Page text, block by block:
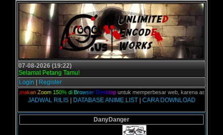
07-08-2026 (19:22)
Selamat Petang Tamu!
Login
Register
akan Zoom 15 0% di Br owser Desktopuntuk memperbesar web, karena aslinya web
JADWAL RILIS| DATABASE ANIME LIST| CARA DOWNLOAD
DanyDanger